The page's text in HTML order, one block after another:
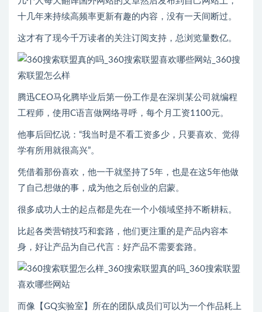
十几年来持续高频率更新有趣的内容，没有一天间断过。
这才有了现今千万读者的关注订阅支持，总浏览量数亿。
腾迅CEO马化腾毕业后第一份工作是在深圳某公司就编程
工程师，使用C语言做网络寻呼，每个月工资1100元。
他事后回忆说：“我当时是不看工资多少，只要喜欢、觉得
学有所用就很高兴”。
凭借着那份喜欢，他一干就坚持了5年，也是在这5年他做
了自己想做的事，成为他之后创业的启蒙。
很多成功人士的起点都是先在一个小领域坚持不断耕耘。
比起各类营销技巧和套路，他们更注重的是产品内容本
身，好让产品为自己代言：好产品不需要套路。
而像【GQ实验室】所在的团队成员们可以为一个作品耗上